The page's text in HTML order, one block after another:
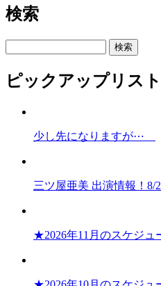
検索
検索
ピックアップリスト
少し先になりますが⋯
三ツ屋亜美 出演情報！8/
★2026年11月のスケジュ